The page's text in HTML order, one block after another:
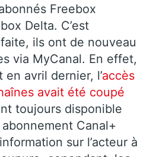
Freebox
Delta. C’est
ils ont de nouveau
via MyCanal. En effet,
avril dernier, l’accès
avait été coupé
toujours disponible
abonnement Canal+
sur l’acteur à